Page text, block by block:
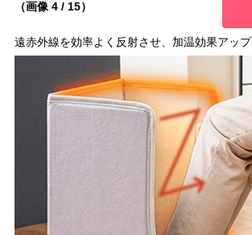
（画像 4 / 15）
遠赤外線を効率よく反射させ、加温効果アップ